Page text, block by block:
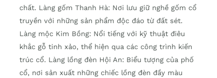
chất. Làng gốm Thanh Hà: Nơi lưu giữ nghề gốm cổ
truyền với những sản phẩm độc đáo từ đất sét.
Làng mộc Kim Bồng: Nổi tiếng với kỹ thuật điêu
khắc gỗ tinh xảo, thể hiện qua các công trình kiến
trúc cổ. Làng lồng đèn Hội An: Biểu tượng của phố
cổ, nơi sản xuất những chiếc lồng đèn đầy màu